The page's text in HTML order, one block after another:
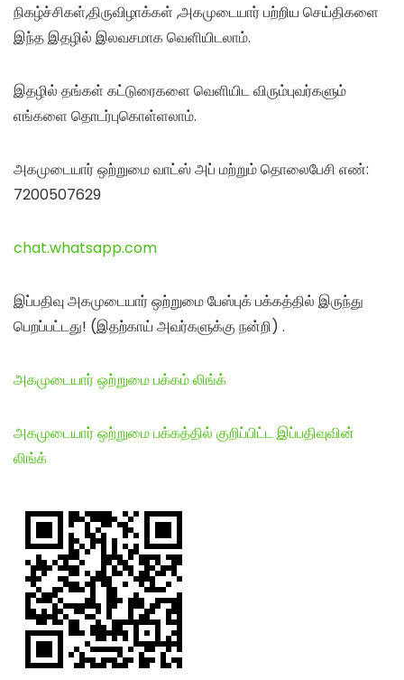
நிகழ்ச்சிகள்,திருவிழாக்கள் ,அகமுடையார் பற்றிய செய்திகளை
இந்த இதழில் இலவசமாக வெளியிடலாம்.
இதழில் தங்கள் கட்டுரைகளை வெளியிட விரும்புவர்களும்
எங்களை தொடர்புகொள்ளலாம்.
அகமுடையார் ஒற்றுமை வாட்ஸ் அப் மற்றும் தொலைபேசி எண்:
7200507629
chat.whatsapp.com
இப்பதிவு அகமுடையார் ஒற்றுமை பேஸ்புக் பக்கத்தில் இருந்து
பெறப்பட்டது! (இதற்காய் அவர்களுக்கு நன்றி) .
அகமுடையார் ஒற்றுமை பக்கம் லிங்க்
அகமுடையார் ஒற்றுமை பக்கத்தில் குறிப்பிட்ட இப்பதிவுவின்
லிங்க்